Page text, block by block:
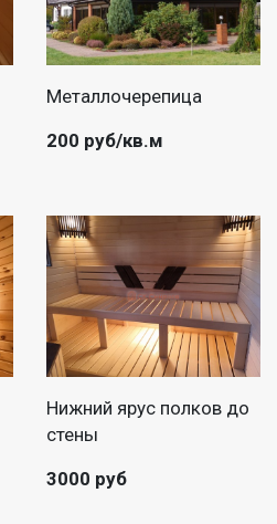
Металлочерепица
200 руб/кв.м
Нижний ярус полков до
стены
3000 руб